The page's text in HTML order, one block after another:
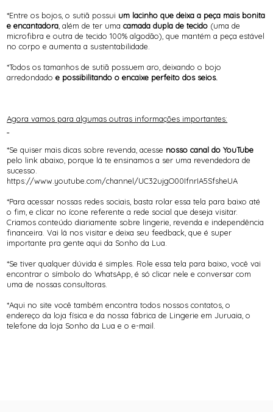
*Entre os bojos, o sutiã possui um lacinho que deixa a peça mais bonita
e encantadora , além de ter umacamada dupla de tecido (uma de
microfibra e outra de tecido 100% algodão), que mantém a peça estável
no corpo e aumenta a sustentabilidade.
*Todos os tamanhos de sutiã possuem aro, deixando o bojo
arredondadoe possibilitando o encaixe perfeito dos seios.
Agora vamos para algumas outras informações importantes:
*Se quiser mais dicas sobre revenda, acesse nosso canal do YouTube
pelo link abaixo, porque lá te ensinamos a ser uma revendedora de
sucesso.
https://www.youtube.com/channel/UC32ujgO00IfnrIA5SfsheUA
*Para acessar nossas redes sociais, basta rolar essa tela para baixo até
o fim, e clicar no ícone referente a rede social que deseja visitar.
Criamos conteúdo diariamente sobre lingerie, revenda e independência
financeira. Vai lá nos visitar e deixa seu feedback, que é super
importante pra gente aqui da Sonho da Lua.
*Se tiver qualquer dúvida é simples. Role essa tela para baixo, você vai
encontrar o símbolo do WhatsApp, é só clicar nele e conversar com
uma de nossas consultoras.
*Aqui no site você também encontra todos nossos contatos, o
endereço da loja física e da nossa fábrica de Lingerie em Juruaia, o
telefone da loja Sonho da Lua e o e-mail.